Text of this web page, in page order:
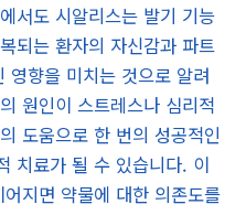
서도 시알리스는 발기 기능
되는 환자의 자신감과 파트
영향을 미치는 것으로 알려
원인이 스트레스나 심리적
도움으로 한 번의 성공적인
치료가 될 수 있습니다. 이
지면 약물에 대한 의존도를